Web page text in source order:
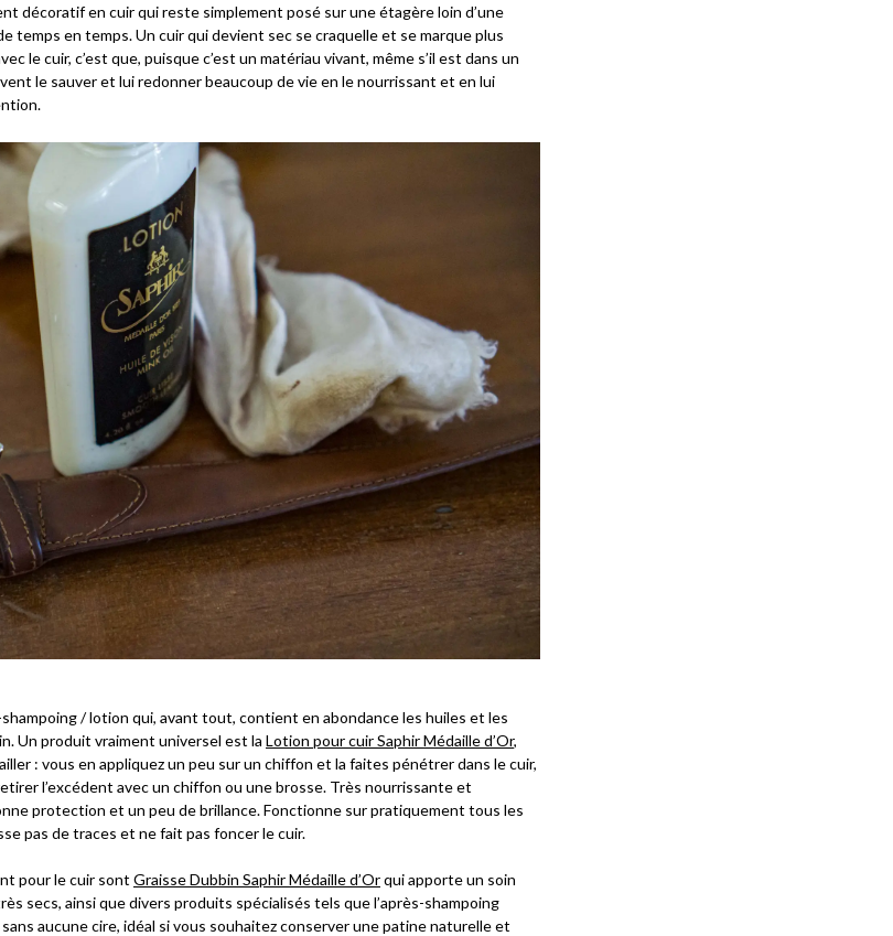
décoratif en cuir qui reste simplement posé sur une étagère loin d’une
temps en temps. Un cuir qui devient sec se craquelle et se marque plus
le cuir, c’est que, puisque c’est un matériau vivant, même s’il est dans un
le sauver et lui redonner beaucoup de vie en le nourrissant et en lui
shampoing / lotion qui, avant tout, contient en abondance les huiles et les
Un produit vraiment universel est la Lotion pour cuir Saphir Médaille d’Or,
: vous en appliquez un peu sur un chiffon et la faites pénétrer dans le cuir,
l’excédent avec un chiffon ou une brosse. Très nourrissante et
protection et un peu de brillance. Fonctionne sur pratiquement tous les
pas de traces et ne fait pas foncer le cuir.
pour le cuir sont Graisse Dubbin Saphir Médaille d’Orqui apporte un soin
secs, ainsi que divers produits spécialisés tels que l’après-shampoing
sans aucune cire, idéal si vous souhaitez conserver une patine naturelle et